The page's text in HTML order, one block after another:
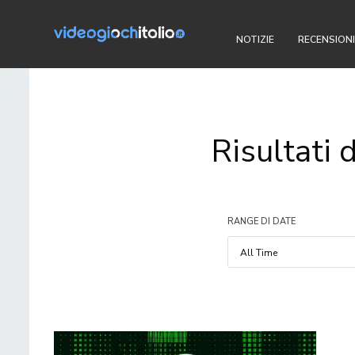
NOTIZIE RECENSIONI
Risultati
RANGE DI DATE